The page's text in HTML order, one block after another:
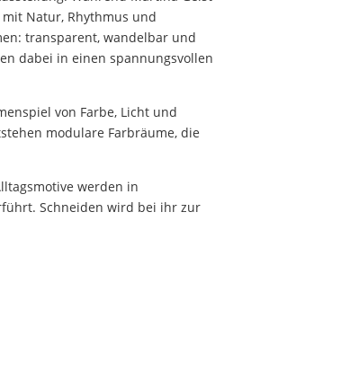
Natur, Rhythmus und
transparent, wandelbar und
dabei in einen spannungsvollen
von Farbe, Licht und
modulare Farbräume, die
werden in
Schneiden wird bei ihr zur